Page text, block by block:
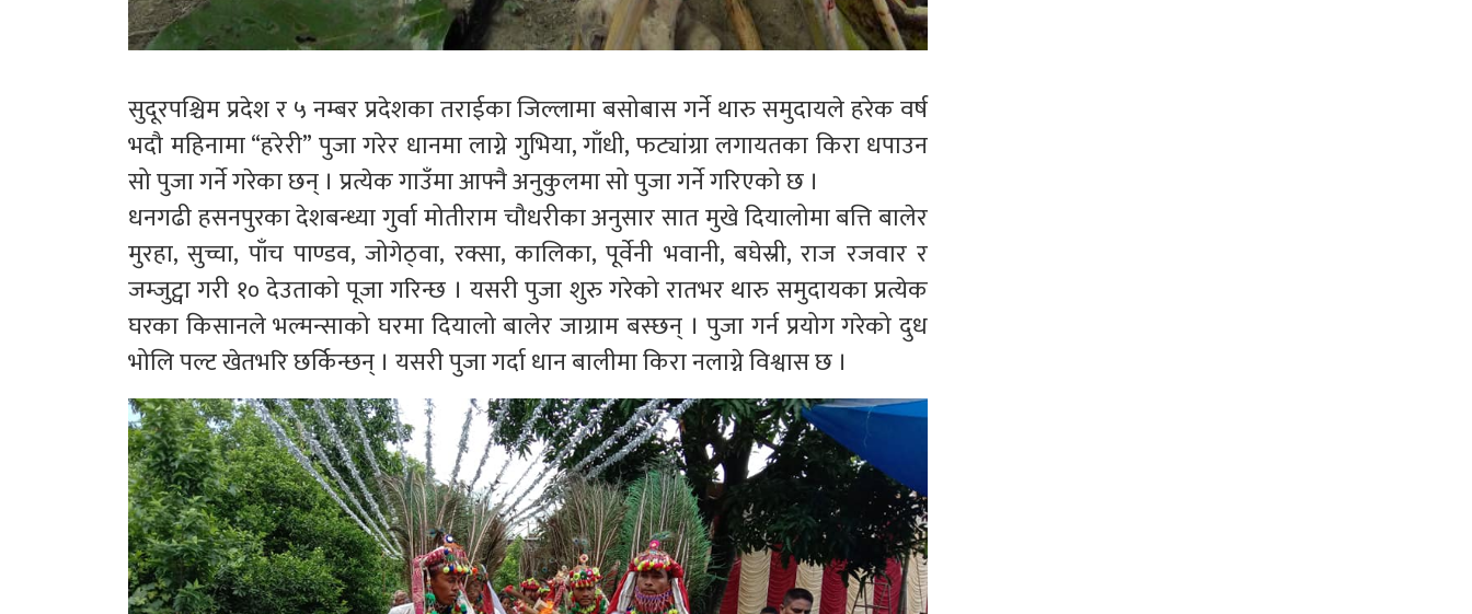
सुदूरपश्चिम प्रदेश र ५ नम्बर प्रदेशका तराईका जिल्लामा बसोबास गर्ने थारु समुदायले हरेक वर्ष
भदौ महिनामा “हरेरी” पुजा गरेर धानमा लाग्ने गुभिया, गाँधी, फट्यांग्रा लगायतका किरा धपाउन
सो पुजा गर्ने गरेका छन् । प्रत्येक गाउँमा आफ्नै अनुकुलमा सो पुजा गर्ने गरिएको छ ।
धनगढी हसनपुरका देशबन्ध्या गुर्वा मोतीराम चौधरीका अनुसार सात मुखे दियालोमा बत्ति बालेर
मुरहा, सुच्चा, पाँच पाण्डव, जोगेठ्वा, रक्सा, कालिका, पूर्वेनी भवानी, बघेस्री, राज रजवार र
जम्जुट्वा गरी १० देउताको पूजा गरिन्छ । यसरी पुजा शुरु गरेको रातभर थारु समुदायका प्रत्येक
घरका किसानले भल्मन्साको घरमा दियालो बालेर जाग्राम बस्छन् । पुजा गर्न प्रयोग गरेको दुध
भोलि पल्ट खेतभरि छर्किन्छन् । यसरी पुजा गर्दा धान बालीमा किरा नलाग्ने विश्वास छ ।